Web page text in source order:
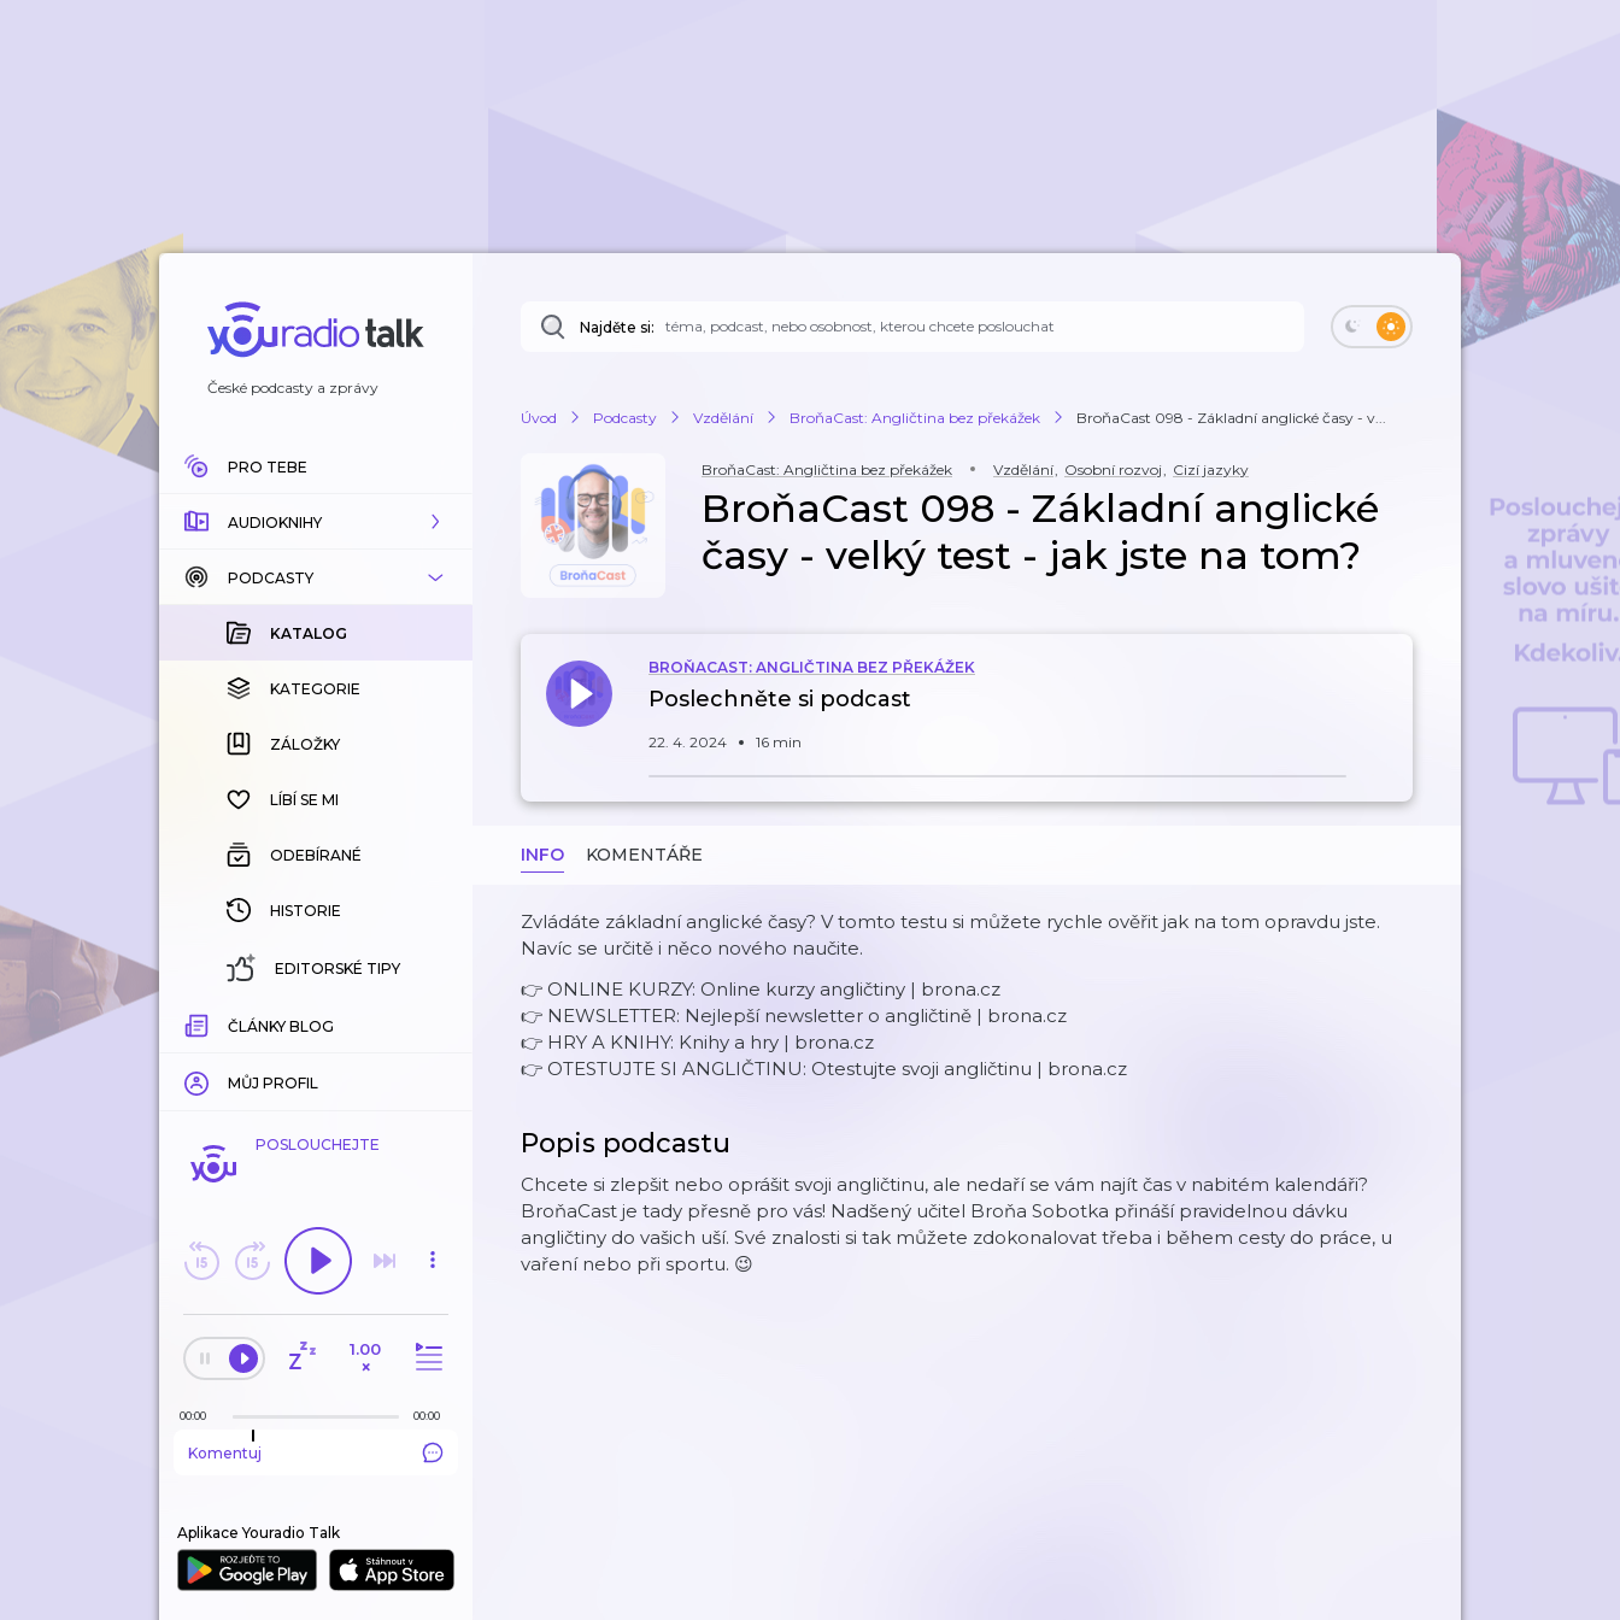
České podcasty a zprávy
PRO TEBE
AUDIOKNIHY
KATALOG
KOUPENÉ
KATEGORIE
ZÁLOŽKY
HISTORIE
PODCASTY
KATALOG
KATEGORIE
ZÁLOŽKY
LÍBÍ SE MI
ODEBÍRANÉ
HISTORIE
EDITORSKÉ TIPY
ČLÁNKY BLOG
MŮJ PROFIL
POSLOUCHEJTE
1.00
×
00:00 00:00
Komentuj
Aplikace Youradio Talk
Najděte si:
Úvod Podcasty Vzdělání BroňaCast: Angličtina bez překážek BroňaCast 098 - Základní anglické časy - v...
BroňaCast: Angličtina bez překážek Vzdělání, Osobní rozvoj, Cizí jazyky
BroňaCast 098 - Základní anglické
časy - velký test - jak jste na tom?
BROŇACAST: ANGLIČTINA BEZ PŘEKÁŽEK
Poslechněte si podcast
22. 4. 2024 16 min
INFO KOMENTÁŘE
Zvládáte základní anglické časy? V tomto testu si můžete rychle ověřit jak na tom opravdu jste.
Navíc se určitě i něco nového naučite.
👉 ONLINE KURZY: Online kurzy angličtiny | brona.cz
👉 NEWSLETTER: Nejlepší newsletter o angličtině | brona.cz
👉 HRY A KNIHY: Knihy a hry | brona.cz
👉 OTESTUJTE SI ANGLIČTINU: Otestujte svoji angličtinu | brona.cz
Popis podcastu
Chcete si zlepšit nebo oprášit svoji angličtinu, ale nedaří se vám najít čas v nabitém kalendáři?
BroňaCast je tady přesně pro vás! Nadšený učitel Broňa Sobotka přináší pravidelnou dávku
angličtiny do vašich uší. Své znalosti si tak můžete zdokonalovat třeba i během cesty do práce, u
vaření nebo při sportu. 😉